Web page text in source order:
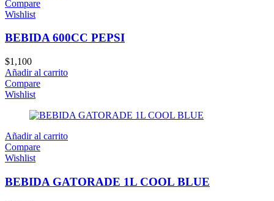
Compare
Wishlist
BEBIDA 600CC PEPSI
$1,100
Añadir al carrito
Compare
Wishlist
Añadir al carrito
Compare
Wishlist
BEBIDA GATORADE 1L COOL BLUE